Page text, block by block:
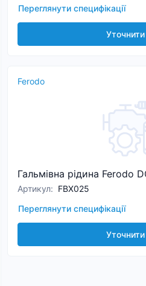
Переглянути специфікації
Уточнити
Ferodo
Гальмівна рідина Ferodo
Артикул: FBX025
Переглянути специфікації
Уточнити